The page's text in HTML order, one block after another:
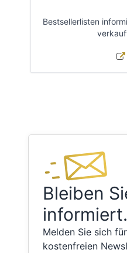
Bestsellerlisten
Bleiben
informiert.
Melden Sie sich
kostenfreien